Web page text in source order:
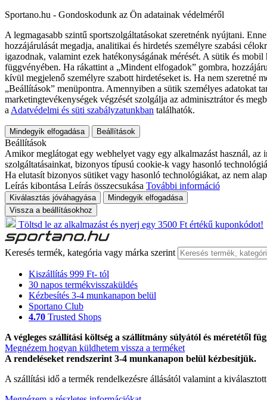
Sportano.hu - Gondoskodunk az Ön adatainak védelméről
A legmagasabb szintű sportszolgáltatásokat szeretnénk nyújtani.
hozzájárulását megadja, analitikai és hirdetés személyre szabási
igazodnak, valamint ezek hatékonyságának mérését. A sütik és
függvényében. Ha rákattint a „Mindent elfogadok” gombra,
kívül megjelenő személyre szabott hirdetéseket is. Ha nem szeretné
„Beállítások” menüpontra. Amennyiben a sütik személyes adatokat
marketingtevékenységek végzését szolgálja az adminisztrátor és
a Adatvédelmi és süti szabályzatunkban találhatók.
Mindegyik elfogadása Beállítások
Beállítások
Amikor meglátogat egy webhelyet vagy egy alkalmazást használ,
szolgáltatásainkat, bizonyos típusú cookie-k vagy hasonló
Ha elutasít bizonyos sütiket vagy hasonló technológiákat, az nem
Leírás kibontása Leírás összecsukása További információ
Kiválasztás jóváhagyása
Mindegyik elfogadása
Vissza a beállításokhoz
Töltsd le az alkalmazást és nyerj egy 3500 Ft értékű kuponkódot!
Keresés termék, kategória vagy márka szerint
Kiszállítás 999 Ft- tól
30 napos termékvisszaküldés
Kézbesítés 3-4 munkanapon belül
Sportano Club
4.70 Trusted Shops
A végleges szállítási költség a szállítmány súlyától és méretétől
Megnézem hogyan küldhetem vissza a terméket
A rendeléseket rendszerint 3-4 munkanapon belül kézbesítjük.
A szállítási idő a termék rendelkezésre állásától valamint a